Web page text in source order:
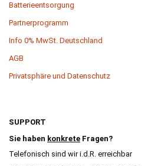
Batterieentsorgung
Partnerprogramm
Info 0% MwSt. Deutschland
AGB
Privatsphäre und Datenschutz
SUPPORT
Sie haben konkrete Fragen?
Telefonisch sind wir i.d.R. erreichbar